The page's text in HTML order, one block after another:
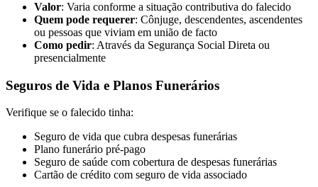
Valor: Varia conforme a situação contributiva do falecido
Quem pode requerer: Cônjuge, descendentes, ascendentes
ou pessoas que viviam em união de facto
Como pedir: Através da Segurança Social Direta ou
presencialmente
Seguros de Vida e Planos Funerários
Verifique se o falecido tinha:
Seguro de vida que cubra despesas funerárias
Plano funerário pré-pago
Seguro de saúde com cobertura de despesas funerárias
Cartão de crédito com seguro de vida associado